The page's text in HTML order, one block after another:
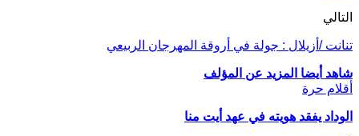
التالي
تنانت /أزيلال : جولة في أروقة المهرجان الربيعي
شاهد أيضا المزيد عن المؤلف
أقلام حرة
الوداد يفقد هويته في عهد أيت منا